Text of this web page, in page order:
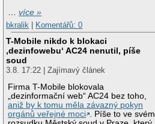
…více »
bkralik
Komentářů: 0
T-Mobile nikdo k blokaci
‚dezinfowebu‘ AC24 nenutil, píše
soud
3.8. 17:22 | Zajímavý článek
Firma T-Mobile blokovala
„dezinformační web“ AC24 bez toho,
aniž by k tomu měla závazný pokyn
orgánů veřejné moci . Píše to ve svém